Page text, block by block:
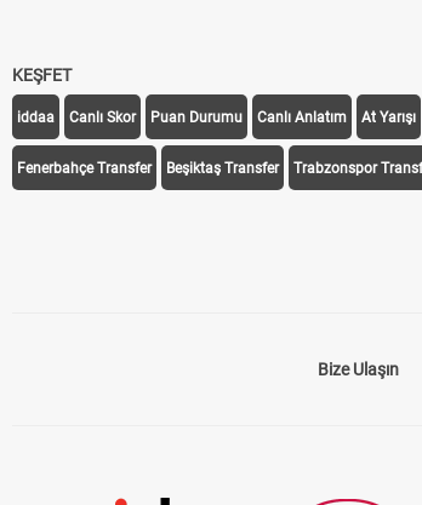
KEŞFET
iddaa Canlı Skor Puan Durumu Canlı Anlatım At Yarışı
Fenerbahçe Transfer Beşiktaş Transfer Trabzonspor
Bize Ulaşın